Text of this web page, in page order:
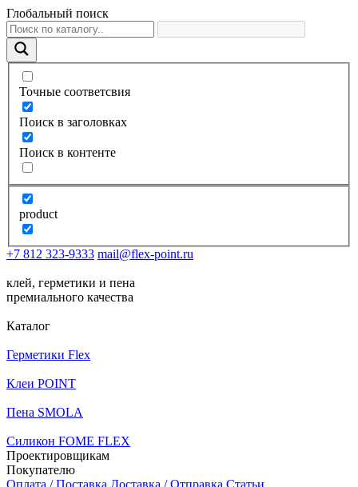
Глобальный поиск
Точные соответсвия
Поиск в заголовках
Поиск в контенте
product
+7 812 323-9333 mail@flex-point.ru
клей, герметики и пена
премиального качества
Каталог
Герметики Flex
Клеи POINT
Пена SMOLA
Силикон FOME FLEX
Проектировщикам
Покупателю